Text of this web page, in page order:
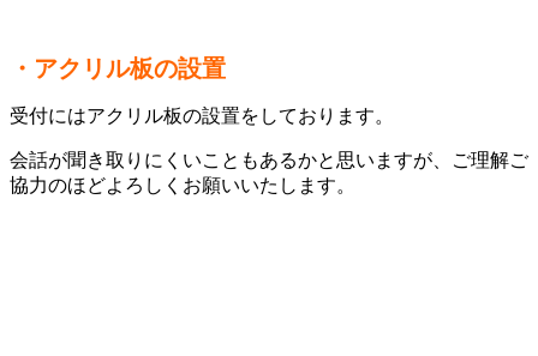
・アクリル板の設置
受付にはアクリル板の設置をしております。
会話が聞き取りにくいこともあるかと思いますが、ご理解ご
協力のほどよろしくお願いいたします。